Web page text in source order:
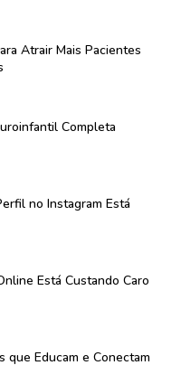
Atrair Mais Pacientes
Completa
no Instagram Está
Está Custando Caro
que Educam e Conectam